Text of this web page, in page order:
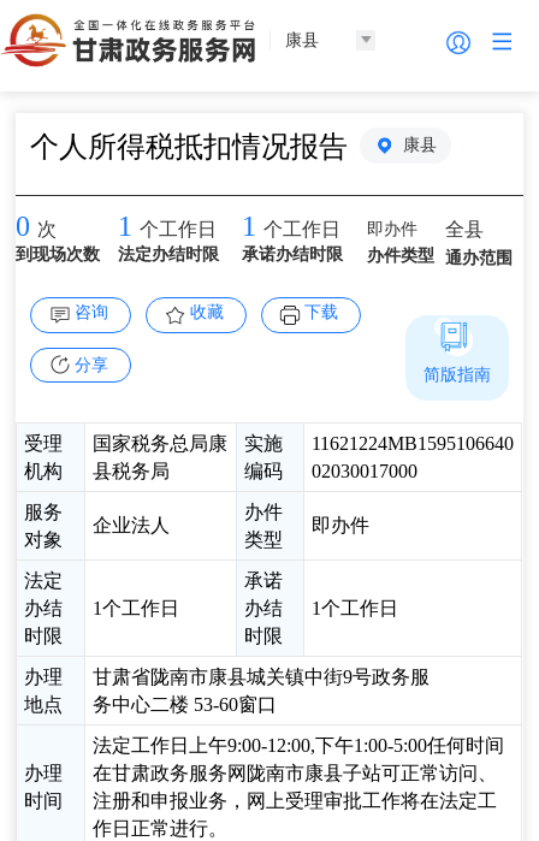
康县
个人所得税抵扣情况报告 康县
0 次
到现场次数
1 个工作日
法定办结时限
1 个工作日
承诺办结时限
即办件
办件类型
全县
通办范围
咨询 收藏 下载
分享
受理
机构
国家税务总局康
县税务局
实施
编码
11621224MB1595106640
02030017000
服务
对象
企业法人
办件
类型
即办件
法定
办结
时限
1个工作日
承诺
办结
时限
1个工作日
办理
地点
甘肃省陇南市康县城关镇中街9号政务服
务中心二楼 53-60窗口
办理
时间
法定工作日上午9:00-12:00,下午1:00-5:00任何时间
在甘肃政务服务网陇南市康县子站可正常访问、
注册和申报业务，网上受理审批工作将在法定工
作日正常进行。
简版指南